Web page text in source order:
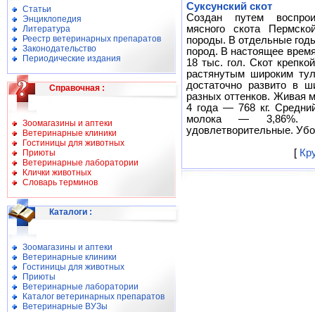
Статьи
Энциклопедия
Литература
Реестр ветеринарных препаратов
Законодательство
Периодические издания
Справочная :
Зоомагазины и аптеки
Ветеринарные клиники
Гостиницы для животных
Приюты
Ветеринарные лаборатории
Клички животных
Словарь терминов
Каталоги :
Зоомагазины и аптеки
Ветеринарные клиники
Гостиницы для животных
Приюты
Ветеринарные лаборатории
Каталог ветеринарных препаратов
Ветеринарные ВУЗы
Суксунский скот
Создан путем
мясного скота
породы. В отдельные
пород. В настоящее
18 тыс. гол. Скот
растянутым широким
достаточно развито в
разных оттенков. Живая
4 года — 768 кг.
молока — 3,86%.
удовлетворительные.
[